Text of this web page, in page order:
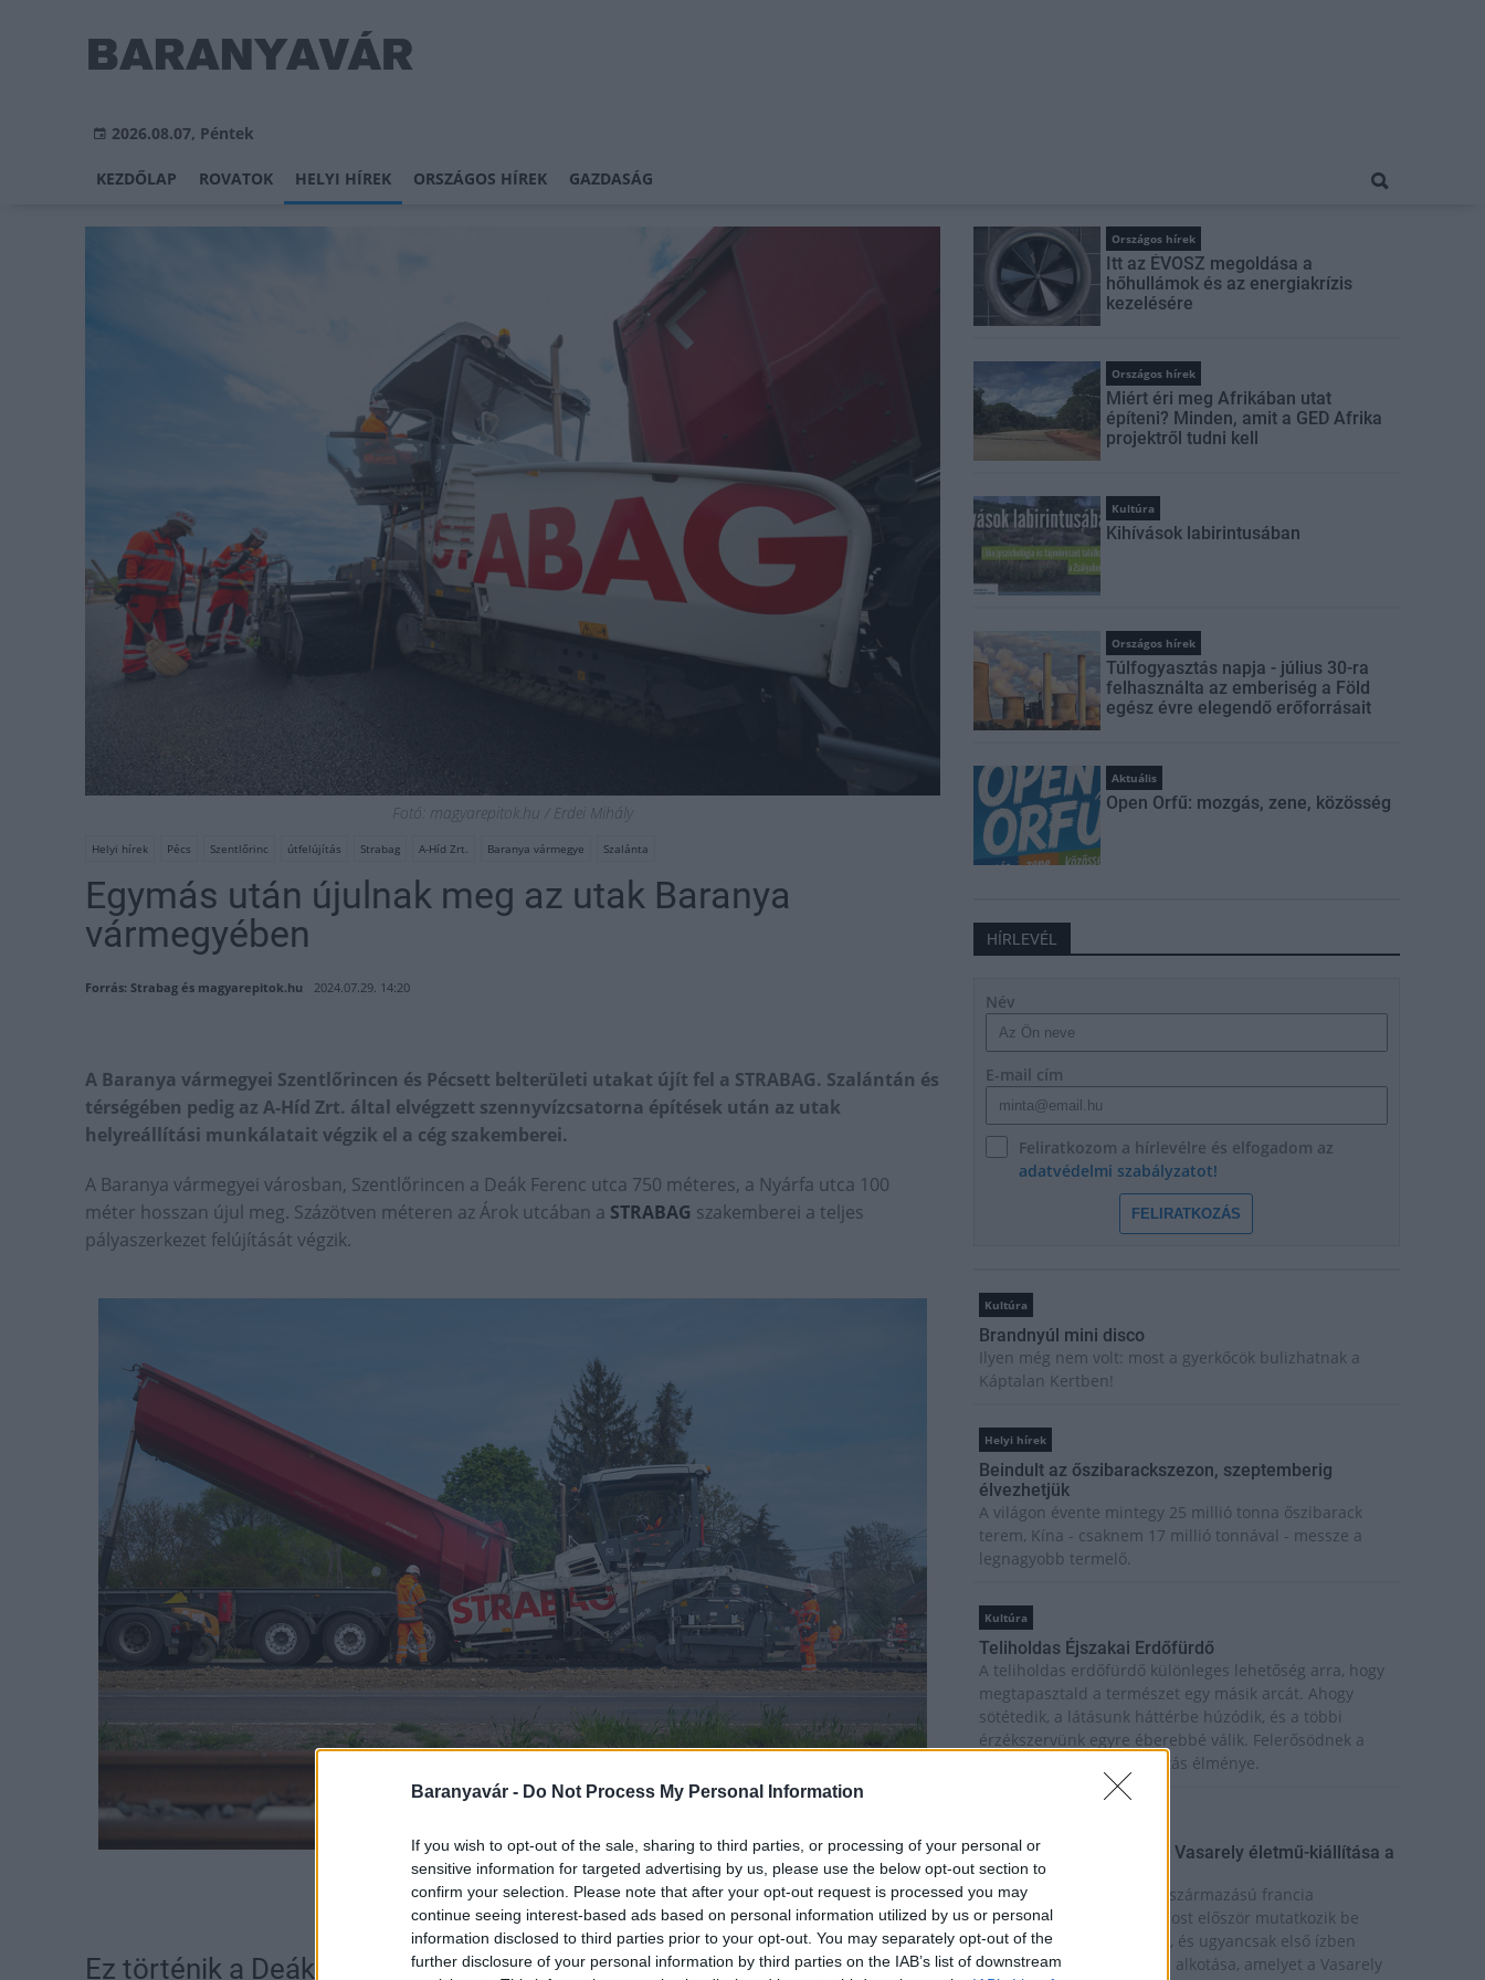
Baranyavár - Do Not Process My Personal Information
If you wish to opt-out of the sale, sharing to third parties, or processing of your personal or
sensitive information for targeted advertising by us, please use the below opt-out section to
confirm your selection. Please note that after your opt-out request is processed you may
continue seeing interest-based ads based on personal information utilized by us or personal
information disclosed to third parties prior to your opt-out. You may separately opt-out of the
further disclosure of your personal information by third parties on the IAB’s list of downstream
2026.08.07, Péntek
KEZDŐLAP ROVATOK HELYI HÍREK ORSZÁGOS HÍREK GAZDASÁG
Fotó: magyarepitok.hu / Erdei Mihály
Helyi hírek Pécs Szentlőrinc útfelújítás Strabag A-Híd Zrt. Baranya vármegye Szalánta
Egymás után újulnak meg az utak Baranya
vármegyében
Forrás: Strabag és magyarepitok.hu 2024.07.29. 14:20
A Baranya vármegyei Szentlőrincen és Pécsett belterületi utakat újít fel a STRABAG. Szalántán és
térségében pedig az A-Híd Zrt. által elvégzett szennyvízcsatorna építések után az utak
helyreállítási munkálatait végzik el a cég szakemberei.
A Baranya vármegyei városban, Szentlőrincen a Deák Ferenc utca 750 méteres, a Nyárfa utca 100
méter hosszan újul meg. Százötven méteren az Árok utcában a STRABAG szakemberei a teljes
pályaszerkezet felújítását végzik.
Fotó: Illusztráció / magyarepitok.hu / Erdei Mihály
Ez történik a Deák utcában
Országos hírek
Itt az ÉVOSZ megoldása a
hőhullámok és az energiakrízis
kezelésére
Országos hírek
Miért éri meg Afrikában utat
építeni? Minden, amit a GED Afrika
projektről tudni kell
Kultúra
Kihívások labirintusában
Országos hírek
Túlfogyasztás napja - július 30-ra
felhasználta az emberiség a Föld
egész évre elegendő erőforrásait
Aktuális
Open Orfű: mozgás, zene, közösség
HÍRLEVÉL
Név
E-mail cím
Feliratkozom a hírlevélre és elfogadom az
adatvédelmi szabályzatot!
FELIRATKOZÁS
Kultúra
Brandnyúl mini disco
Ilyen még nem volt: most a gyerkőcök bulizhatnak a
Káptalan Kertben!
Helyi hírek
Beindult az őszibarackszezon, szeptemberig
élvezhetjük
A világon évente mintegy 25 millió tonna őszibarack
terem, Kína - csaknem 17 millió tonnával - messze a
legnagyobb termelő.
Kultúra
Teliholdas Éjszakai Erdőfürdő
A teliholdas erdőfürdő különleges lehetőség arra, hogy
megtapasztald a természet egy másik arcát. Ahogy
sötétedik, a látásunk háttérbe húzódik, és a többi
érzékszervünk egyre éberebbé válik. Felerősödnek a
hangok, az illatok, a tapintás élménye.
zínekben élt élet - Claire Vasarely életmű-kiállítása a
Múzeum Galériában
Claire Vasarely, a magyar származású francia
alkotóművész életműve most először mutatkozik be
önállóan Magyarországon, és ugyancsak első ízben
látható együtt valamennyi alkotása, amelyet a Vasarely